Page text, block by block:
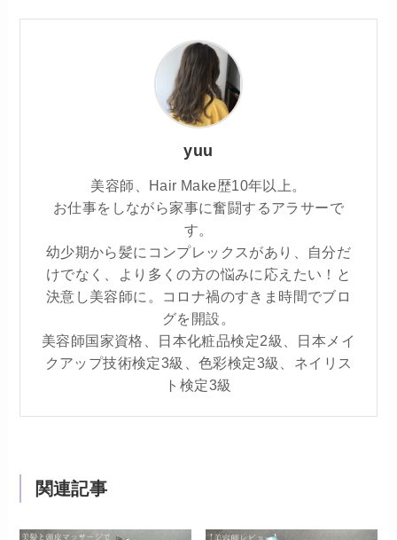
yuu
美容師、Hair Make歴10年以上。
お仕事をしながら家事に奮闘するアラサーで
す。
幼少期から髪にコンプレックスがあり、自分だ
けでなく、より多くの方の悩みに応えたい！と
決意し美容師に。コロナ禍のすきま時間でブロ
グを開設。
美容師国家資格、日本化粧品検定2級、日本メイ
クアップ技術検定3級、色彩検定3級、ネイリス
ト検定3級
関連記事